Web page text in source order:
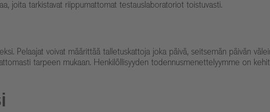
joita tarkistavat riippumattomat testauslaboratoriot toistuvasti.
Pelaajat voivat määrittää talletuskattoja joka päivä, seitsemän päivän
tarpeen mukaan. Henkilöllisyyden todennusmenettelyymme on